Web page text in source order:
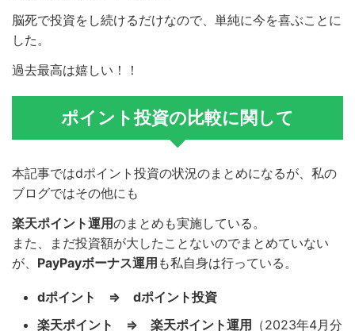
脳死で投資をし続けるだけなので、単純に今を喜ぶことに
した。
過去最高は嬉しい！！
ポイント投資の比較に関して
本記事ではdポイント投資の状況のまとめになるが、私の
ブログではその他にも
楽天ポイント運用のまとめも実施している。
また、まだ投資額が大したことないのでまとめていない
が、 PayPayボーナス運用 も私自身は行っている。
dポイント ⇒ dポイント投資
楽天ポイント ⇒ 楽天ポイント運用 （2023年4月分